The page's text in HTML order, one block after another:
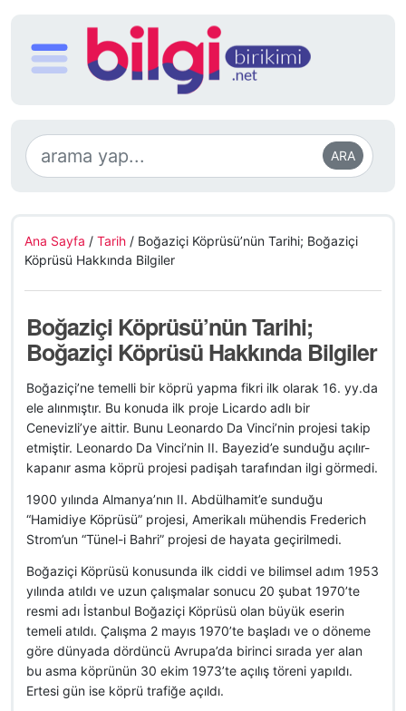
ARA
Ana Sayfa / Tarih / Boğaziçi Köprüsü’nün Tarihi; Boğaziçi
Köprüsü Hakkında Bilgiler
Boğaziçi Köprüsü’nün Tarihi;
Boğaziçi Köprüsü Hakkında Bilgiler
Boğaziçi’ne temelli bir köprü yapma fikri ilk olarak 16. yy.da
ele alınmıştır. Bu konuda ilk proje Licardo adlı bir
Cenevizli’ye aittir. Bunu Leonardo Da Vinci’nin projesi takip
etmiştir. Leonardo Da Vinci’nin II. Bayezid’e sunduğu açılır-
kapanır asma köprü projesi padişah tarafından ilgi görmedi.
1900 yılında Almanya’nın II. Abdülhamit’e sunduğu
“Hamidiye Köprüsü” projesi, Amerikalı mühendis Frederich
Strom’un “Tünel-i Bahri” projesi de hayata geçirilmedi.
Boğaziçi Köprüsü konusunda ilk ciddi ve bilimsel adım 1953
yılında atıldı ve uzun çalışmalar sonucu 20 şubat 1970’te
resmi adı İstanbul Boğaziçi Köprüsü olan büyük eserin
temeli atıldı. Çalışma 2 mayıs 1970’te başladı ve o döneme
göre dünyada dördüncü Avrupa’da birinci sırada yer alan
bu asma köprünün 30 ekim 1973’te açılış töreni yapıldı.
Ertesi gün ise köprü trafiğe açıldı.